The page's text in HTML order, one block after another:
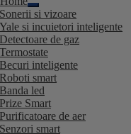
Extinde
meniul
copil
Sonerii si vizoare
Yale si incuietori inteligente
Detectoare de gaz
Termostate
Becuri inteligente
Roboti smart
Banda led
Prize Smart
Purificatoare de aer
Senzori smart